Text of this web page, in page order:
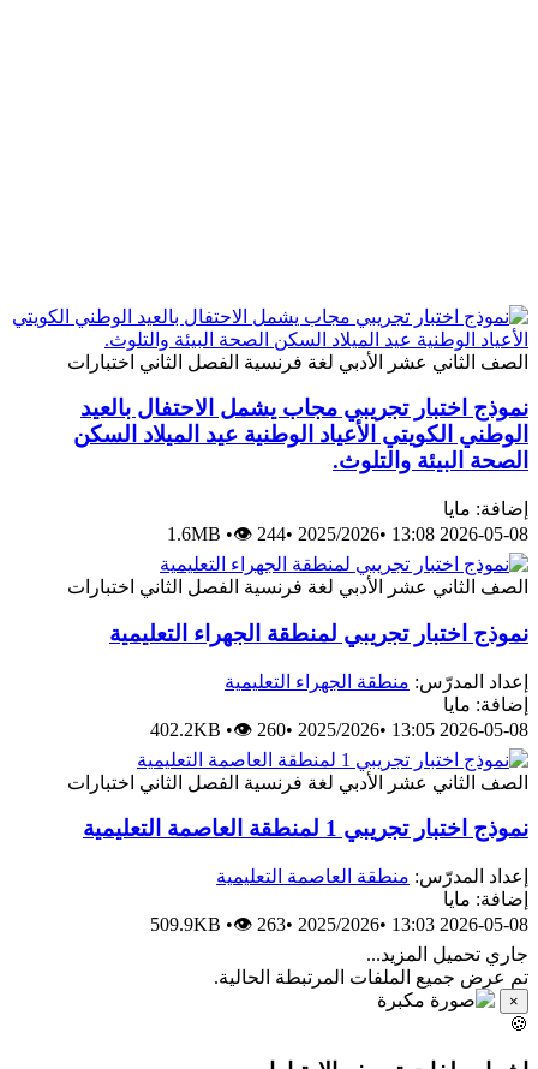
الثاني عشر الأدبي لغة فرنسية الفصل الثاني اختبارات
اختبار تجريبي مجاب يشمل الاحتفال بالعيد
الكويتي الأعياد الوطنية عيد الميلاد السكن
البيئة والتلوث.
مايا
2026-05-08
•
2025/2026
•
1.6MB •👁 244
الثاني عشر الأدبي لغة فرنسية الفصل الثاني اختبارات
اختبار تجريبي لمنطقة الجهراء التعليمية
المدرّس: منطقة الجهراء التعليمية
مايا
2026-05-08
•
2025/2026
•
402.2KB •👁 260
الثاني عشر الأدبي لغة فرنسية الفصل الثاني اختبارات
اختبار تجريبي 1 لمنطقة العاصمة التعليمية
المدرّس: منطقة العاصمة التعليمية
مايا
2026-05-08
•
2025/2026
•
509.9KB •👁 263
تحميل المزيد...
عرض جميع الملفات المرتبطة الحالية.